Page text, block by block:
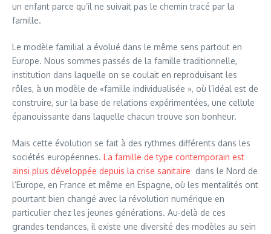
un enfant parce qu’il ne suivait pas le chemin tracé par la
famille.
Le modèle familial a évolué dans le même sens partout en
Europe. Nous sommes passés de la famille traditionnelle,
institution dans laquelle on se coulait en reproduisant les
rôles, à un modèle de «famille individualisée », où l’idéal est de
construire, sur la base de relations expérimentées, une cellule
épanouissante dans laquelle chacun trouve son bonheur.
Mais cette évolution se fait à des rythmes différents dans les
sociétés européennes. La famille de type contemporain est
ainsi plus développée depuis la crise sanitaire dans le Nord de
l’Europe, en France et même en Espagne, où les mentalités ont
pourtant bien changé avec la révolution numérique en
particulier chez les jeunes générations. Au-delà de ces
grandes tendances, il existe une diversité des modèles au sein